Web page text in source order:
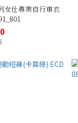
女仕專業自行車衣